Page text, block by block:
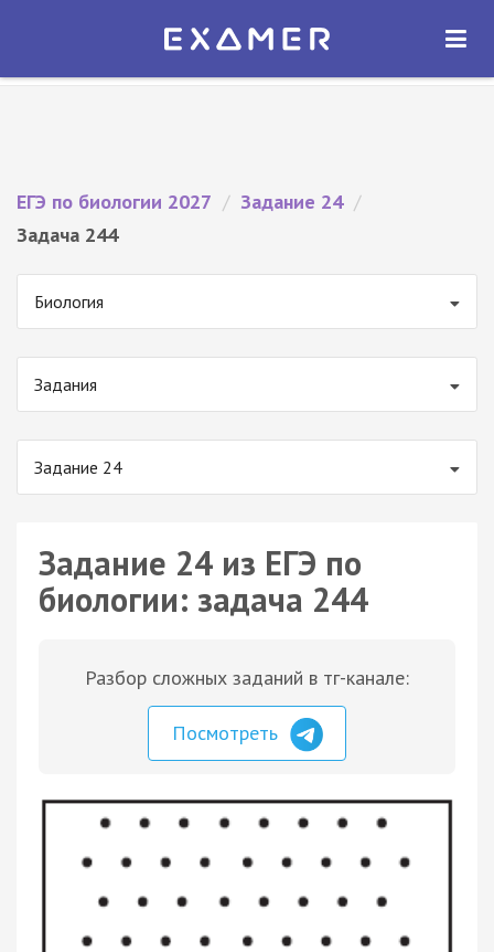
Экзамер — ЕГЭ 2027
ОТКРЫТЬ
ЕГЭ по биологии 2027 / Задание 24 /
Задача 244
Биология
Задания
Задание 24
Задание 24 из ЕГЭ по
биологии: задача 244
Разбор сложных заданий в тг-канале:
Посмотреть